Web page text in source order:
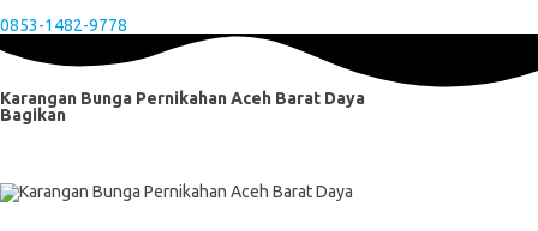
0853-1482-9778
Karangan Bunga Pernikahan Aceh Barat Daya
Bagikan